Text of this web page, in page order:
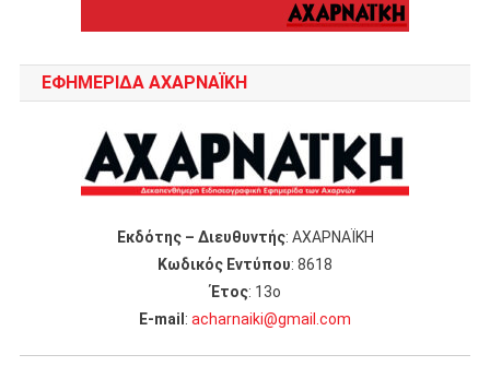
ΕΦΗΜΕΡΙΔΑ ΑΧΑΡΝΑΪΚΗ
Εκδότης – Διευθυντής: ΑΧΑΡΝΑΪΚΗ
Κωδικός Εντύπου: 8618
Έτος: 13ο
Ε-mail : acharnaiki@gmail.com